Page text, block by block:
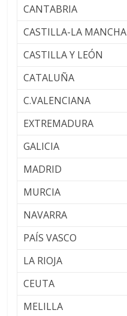
CANTABRIA
CASTILLA-LA MANCHA
CASTILLA Y LEÓN
CATALUÑA
C.VALENCIANA
EXTREMADURA
GALICIA
MADRID
MURCIA
NAVARRA
PAÍS VASCO
LA RIOJA
CEUTA
MELILLA